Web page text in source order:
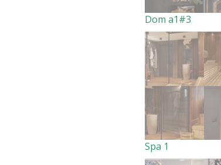
Dom a1#3
Spa 1